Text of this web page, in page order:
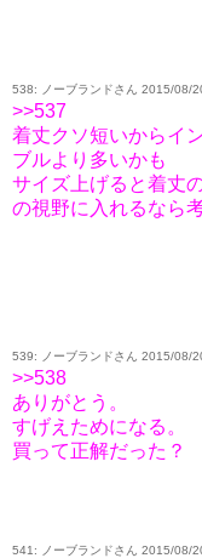
538: ノーブランドさん 2015/08/
>>537
着丈クソ短いからイ
ブルより多いかも
サイズ上げると着丈
の視野に入れるなら
539: ノーブランドさん 2015/08/
>>538
ありがとう。
すげえためになる。
買って正解だった？
541: ノーブランドさん 2015/08/